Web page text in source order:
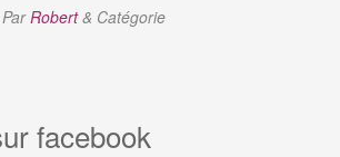
ParRobert & Catégorie
facebook